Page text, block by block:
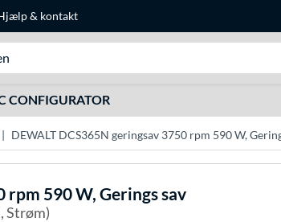
& kontakt
CONFIGURATOR
DEWALT DCS365N geringsav 3750 rpm 590 W,
rpm 590 W, Gerings sav
Strøm)